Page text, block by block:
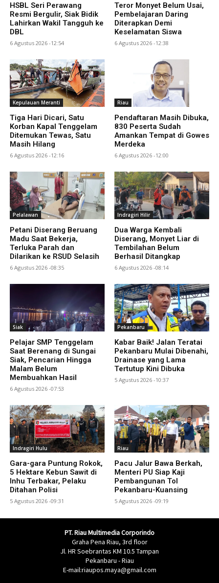
HSBL Seri Perawang
Resmi Bergulir, Siak Bidik
Lahirkan Wakil Tangguh ke
DBL
6 Agustus 2026 -12:54
Teror Monyet Belum Usai,
Pembelajaran Daring
Diterapkan Demi
Keselamatan Siswa
6 Agustus 2026 -12:38
Kepulauan Meranti
Tiga Hari Dicari, Satu
Korban Kapal Tenggelam
Ditemukan Tewas, Satu
Masih Hilang
6 Agustus 2026 -12:16
Riau
Pendaftaran Masih Dibuka,
830 Peserta Sudah
Amankan Tempat di Gowes
Merdeka
6 Agustus 2026 -12:00
Pelalawan
Petani Diserang Beruang
Madu Saat Bekerja,
Terluka Parah dan
Dilarikan ke RSUD Selasih
6 Agustus 2026 -08:35
Indragiri Hilir
Dua Warga Kembali
Diserang, Monyet Liar di
Tembilahan Belum
Berhasil Ditangkap
6 Agustus 2026 -08:14
Siak
Pelajar SMP Tenggelam
Saat Berenang di Sungai
Siak, Pencarian Hingga
Malam Belum
Membuahkan Hasil
6 Agustus 2026 -07:53
Pekanbaru
Kabar Baik! Jalan Teratai
Pekanbaru Mulai Dibenahi,
Drainase yang Lama
Tertutup Kini Dibuka
5 Agustus 2026 -10:37
Indragiri Hulu
Gara-gara Puntung Rokok,
5 Hektare Kebun Sawit di
Inhu Terbakar, Pelaku
Ditahan Polisi
5 Agustus 2026 -09:31
Riau
Pacu Jalur Bawa Berkah,
Menteri PU Siap Kaji
Pembangunan Tol
Pekanbaru-Kuansing
5 Agustus 2026 -09:19
PT. Riau Multimedia Corporindo
Graha Pena Riau, 3rd floor
Jl. HR Soebrantas KM 10.5 Tampan
Pekanbaru - Riau
E-mail:riaupos.maya@gmail.com